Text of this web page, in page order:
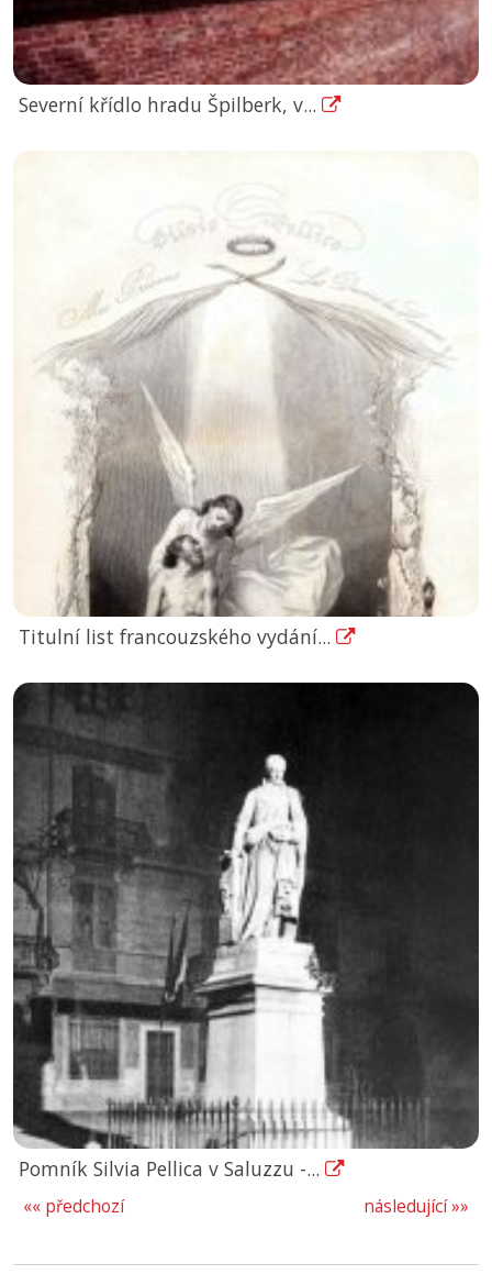
Severní křídlo hradu Špilberk, v...
Titulní list francouzského vydání...
Pomník Silvia Pellica v Saluzzu -...
následující »»
«« předchozí